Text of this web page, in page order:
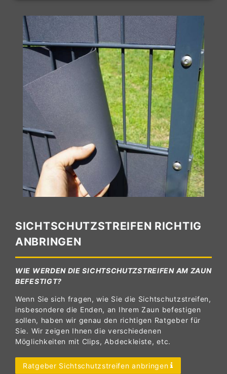
SICHTSCHUTZSTREIFEN RICHTIG
ANBRINGEN
WIE WERDEN DIE SICHTSCHUTZSTREIFEN AM ZAUN
BEFESTIGT?
Wenn Sie sich fragen, wie Sie die Sichtschutzstreifen,
insbesondere die Enden, an Ihrem Zaun befestigen
sollen, haben wir genau den richtigen Ratgeber für
Sie. Wir zeigen Ihnen die verschiedenen
Möglichkeiten mit Clips, Abdeckleiste, etc.
Ratgeber Sichtschutzstreifen anbringen